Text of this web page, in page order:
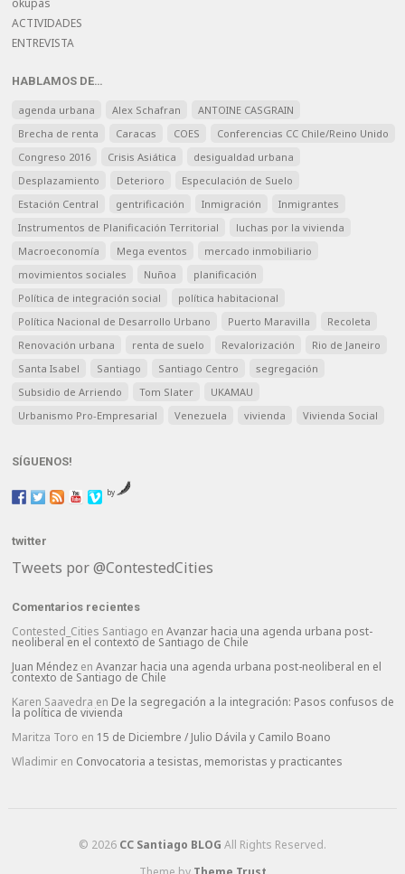
okupas
ACTIVIDADES
ENTREVISTA
HABLAMOS DE…
agenda urbana Alex Schafran
ANTOINE CASGRAIN
Brecha de renta
Caracas COES
Conferencias CC Chile/Reino Unido
Congreso 2016
Crisis Asiática
desigualdad urbana
Desplazamiento
Deterioro
Especulación de Suelo
Estación Central
gentrificación Inmigración
Inmigrantes
Instrumentos de Planificación Territorial
luchas por la vivienda
Macroeconomía
Mega eventos
mercado inmobiliario
movimientos sociales
Nuñoa
planificación
Política de integración social
política habitacional
Política Nacional de Desarrollo Urbano
Puerto Maravilla
Recoleta
Renovación urbana
renta de suelo Revalorización
Rio de Janeiro
Santa Isabel
Santiago Santiago Centro
segregación
Subsidio de Arriendo
Tom Slater
UKAMAU
Urbanismo Pro-Empresarial
Venezuela vivienda Vivienda Social
SÍGUENOS!
by
twitter
Tweets por @ContestedCities
Comentarios recientes
Contested_Cities Santiago enAvanzar hacia una agenda urbana post-
neoliberal en el contexto de Santiago de Chile
Juan Méndez enAvanzar hacia una agenda urbana post-neoliberal en el
contexto de Santiago de Chile
Karen Saavedra en De la segregación a la integración: Pasos confusos de
la política de vivienda
Maritza Toro en 15 de Diciembre / Julio Dávila y Camilo Boano
Wladimir en Convocatoria a tesistas, memoristas y practicantes
© 2026 CC Santiago BLOG All Rights Reserved.